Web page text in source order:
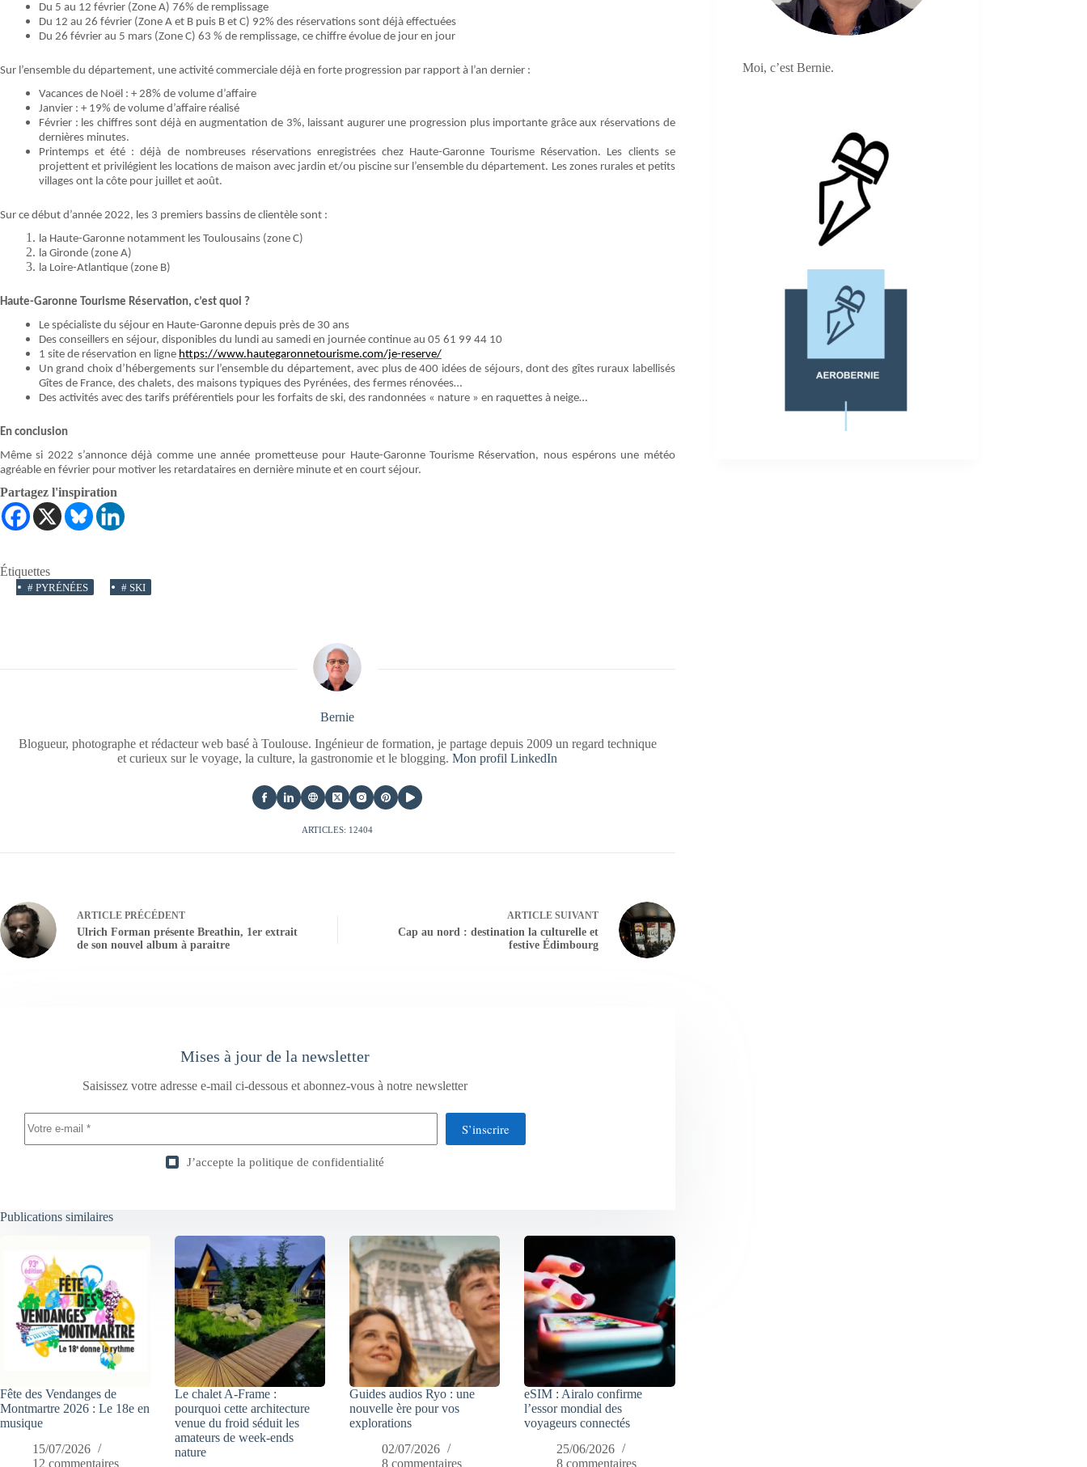
Du 5 au 12 février (Zone A) 76% de remplissage
Du 12 au 26 février (Zone A et B puis B et C) 92% des réservations sont déjà effectuées
Du 26 février au 5 mars (Zone C) 63 % de remplissage, ce chiffre évolue de jour en jour
Sur l’ensemble du département, une activité commerciale déjà en forte progression par rapport à l’an dernier :
Vacances de Noël : + 28% de volume d’affaire
Janvier : + 19% de volume d’affaire réalisé
Février : les chiffres sont déjà en augmentation de 3%, laissant augurer une progression plus importante grâce aux réservations de
dernières minutes.
Printemps et été : déjà de nombreuses réservations enregistrées chez Haute-Garonne Tourisme Réservation. Les clients se
projettent et privilégient les locations de maison avec jardin et/ou piscine sur l’ensemble du département. Les zones rurales et petits
villages ont la côte pour juillet et août.
Sur ce début d’année 2022, les 3 premiers bassins de clientèle sont :
la Haute-Garonne notamment les Toulousains (zone C)
la Gironde (zone A)
la Loire-Atlantique (zone B)
Haute-Garonne Tourisme Réservation, c’est quoi ?
Le spécialiste du séjour en Haute-Garonne depuis près de 30 ans
Des conseillers en séjour, disponibles du lundi au samedi en journée continue au 05 61 99 44 10
1 site de réservation en ligne https://www.hautegaronnetourisme.com/je-reserve/
Un grand choix d’hébergements sur l’ensemble du département, avec plus de 400 idées de séjours, dont des gîtes ruraux labellisés
Gîtes de France, des chalets, des maisons typiques des Pyrénées, des fermes rénovées…
Des activités avec des tarifs préférentiels pour les forfaits de ski, des randonnées « nature » en raquettes à neige…
En conclusion
Même si 2022 s’annonce déjà comme une année prometteuse pour Haute-Garonne Tourisme Réservation, nous espérons une météo
agréable en février pour motiver les retardataires en dernière minute et en court séjour.
Partagez l'inspiration
Étiquettes
# PYRÉNÉES # SKI
Bernie
Blogueur, photographe et rédacteur web basé à Toulouse. Ingénieur de formation, je partage depuis 2009 un regard technique
et curieux sur le voyage, la culture, la gastronomie et le blogging.Mon profil LinkedIn
ARTICLES: 12404
ARTICLE PRÉCÉDENT
Ulrich Forman présente Breathin, 1er extrait
de son nouvel album à paraitre
ARTICLESUIVANT
Cap au nord : destination la culturelle et
festive Édimbourg
Mises à jour de la newsletter
Saisissez votre adresse e-mail ci-dessous et abonnez-vous à notre newsletter
S’inscrire
J’accepte la politique de confidentialité
Publications similaires
Fête des Vendanges de
Montmartre 2026 : Le 18e en
musique
15/07/2026
12 commentaires
Le chalet A-Frame :
pourquoi cette architecture
venue du froid séduit les
amateurs de week-ends
nature
Guides audios Ryo : une
nouvelle ère pour vos
explorations
02/07/2026
8 commentaires
eSIM : Airalo confirme
l’essor mondial des
voyageurs connectés
25/06/2026
8 commentaires
Moi, c’est Bernie.